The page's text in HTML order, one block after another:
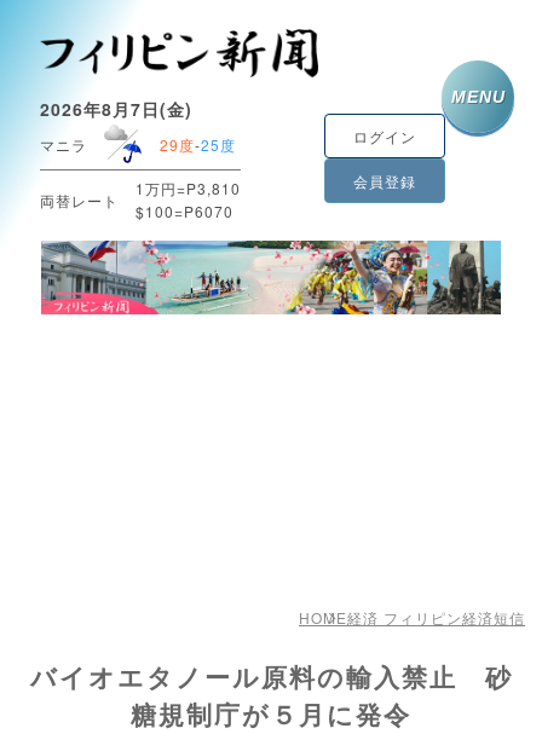
2026年8月7日(金)
マニラ 29度-25度
両替レート
1万円=P3,810
$100=P6070
ログイン
会員登録
MENU
HOME経済 フィリピン経済短信
バイオエタノール原料の輸入禁止 砂
糖規制庁が５月に発令